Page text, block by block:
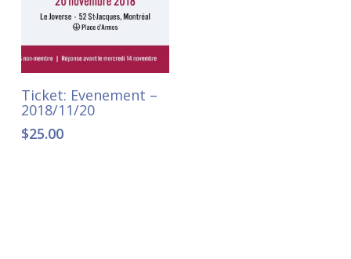
Ajouter au panier
Ticket: Evenement –
2018/11/20
$25.00